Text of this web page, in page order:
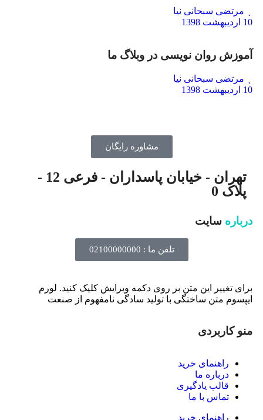
مرتضی سبحانی نیا
10 اردیبهشت 1398
آموزش روان نویسی در وبلاگ ما
مرتضی سبحانی نیا
10 اردیبهشت 1398
مشاوره رایگان
تهران - خیابان پاسداران - فرعی 12 -
پلاک 0
درباره سایت
تلفن ما : 02100000000
برای تغییر این متن بر روی دکمه ویرایش کلیک کنید. لورم
ایپسوم متن ساختگی با تولید سادگی نامفهوم از صنعت
منو کاربردی
راهنمای خرید
درباره ما
قالب یادگیری
تماس با ما
راهنمای خرید